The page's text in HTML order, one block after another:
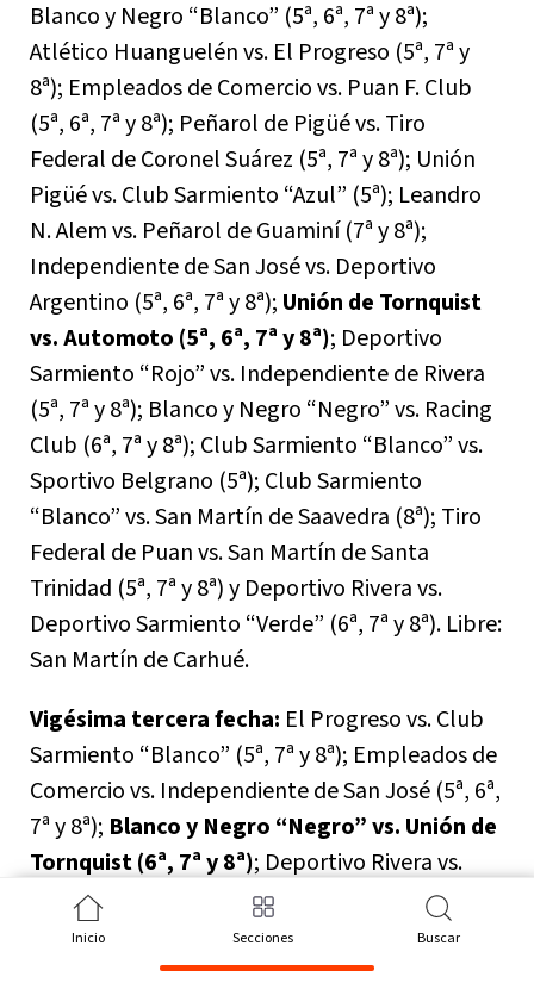
Blanco y Negro “Blanco” (5ª, 6ª, 7ª y 8ª);
Atlético Huanguelén vs. El Progreso (5ª, 7ª y
8ª); Empleados de Comercio vs. Puan F. Club
(5ª, 6ª, 7ª y 8ª); Peñarol de Pigüé vs. Tiro
Federal de Coronel Suárez (5ª, 7ª y 8ª); Unión
Pigüé vs. Club Sarmiento “Azul” (5ª); Leandro
N. Alem vs. Peñarol de Guaminí (7ª y 8ª);
Independiente de San José vs. Deportivo
Argentino (5ª, 6ª, 7ª y 8ª); Unión de Tornquist
vs. Automoto (5ª, 6ª, 7ª y 8ª); Deportivo
Sarmiento “Rojo” vs. Independiente de Rivera
(5ª, 7ª y 8ª); Blanco y Negro “Negro” vs. Racing
Club (6ª, 7ª y 8ª); Club Sarmiento “Blanco” vs.
Sportivo Belgrano (5ª); Club Sarmiento
“Blanco” vs. San Martín de Saavedra (8ª); Tiro
Federal de Puan vs. San Martín de Santa
Trinidad (5ª, 7ª y 8ª) y Deportivo Rivera vs.
Deportivo Sarmiento “Verde” (6ª, 7ª y 8ª). Libre:
San Martín de Carhué.
Vigésima tercera fecha: El Progreso vs. Club
Sarmiento “Blanco” (5ª, 7ª y 8ª); Empleados de
Comercio vs. Independiente de San José (5ª, 6ª,
7ª y 8ª); Blanco y Negro “Negro” vs. Unión de
Tornquist (6ª, 7ª y 8ª); Deportivo Rivera vs.
Leandro N. Alem (5ª, 6ª, 7ª y 8ª);
Automoto vs.
Independiente de Rivera (5ª, 7ª y 8ª)
Deportivo Sarmiento “Verde” vs. Blanco y
Inicio Secciones Buscar